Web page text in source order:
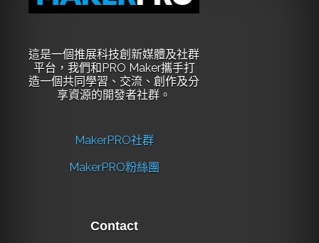
這是一個推展科技創新媒體及社群
平台，我們和PRO Maker攜手打
造一個共同學習、交流、創作及分
享資源的開發者社群。
MakerPRO社群
MakerPRO粉絲團
Contact